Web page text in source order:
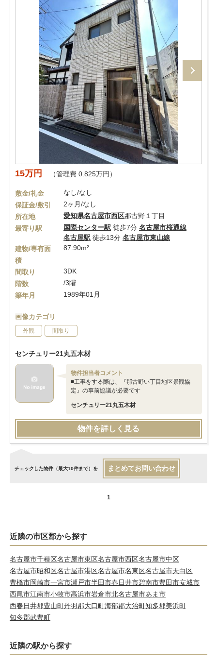
15万円 （管理費 0.825万円）
敷金/礼金
なし/なし
保証金/敷引
2ヶ月/なし
所在地
愛知県名古屋市西区那古野１丁目
最寄り駅
国際センター駅 徒歩7分 名古屋市桜通線
名古屋駅 徒歩13分 名古屋市東山線
建物/専有面
積
87.90m²
間取り
3DK
階数
/3階
築年月
1989年01月
画像カテゴリ
外観 間取り
センチュリー21丸五木材
物件担当者コメント
■工事をする際は、『那古野い丁目地区景観協
定』の事前協議が必要です
センチュリー21丸五木材
物件を詳しく見る
チェックした物件（最大10件まで）を まとめてお問い合わせ
1
近隣の市区郡から探す
名古屋市千種区名古屋市東区名古屋市西区名古屋市中区
名古屋市昭和区名古屋市港区名古屋市名東区名古屋市天白区
豊橋市岡崎市一宮市瀬戸市半田市春日井市碧南市豊田市安城市
西尾市江南市小牧市高浜市岩倉市北名古屋市あま市
西春日井郡豊山町丹羽郡大口町海部郡大治町知多郡美浜町
知多郡武豊町
近隣の駅から探す